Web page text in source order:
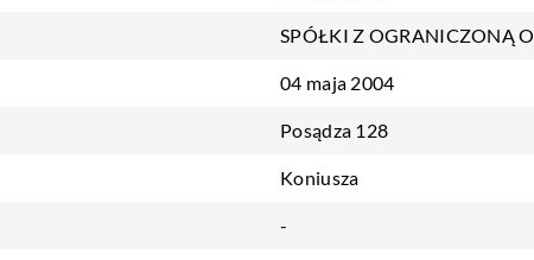
SPÓŁKI Z OGRANICZONĄ
04 maja 2004
Posądza 128
Koniusza
-